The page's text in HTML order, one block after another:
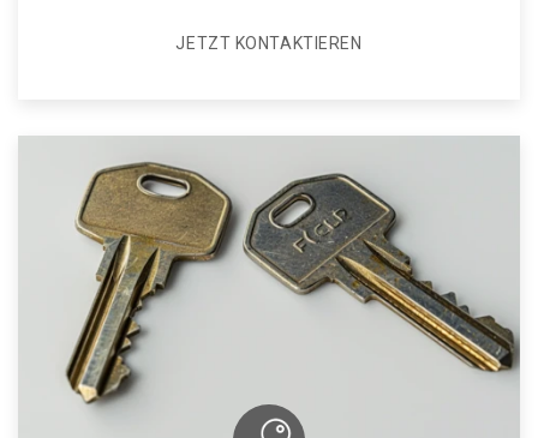
JETZT KONTAKTIEREN